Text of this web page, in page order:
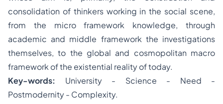
consolidation of thinkers working in the social scene,
from the micro framework knowledge, through
academic and middle framework the investigations
themselves, to the global and cosmopolitan macro
framework of the existential reality of today.
Key-words: University - Science - Need -
Postmodernity - Complexity.